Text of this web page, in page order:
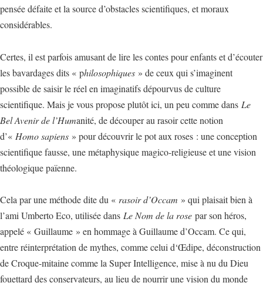
pensée défaite et la source d’obstacles scientifiques, et moraux
considérables.
Certes, il est parfois amusant de lire les contes pour enfants et d’écouter
les bavardages dits « philosophiques » de ceux qui s’imaginent
possible de saisir le réel en imaginatifs dépourvus de culture
scientifique. Mais je vous propose plutôt ici, un peu comme dans Le
Bel Avenir de l’Humanité, de découper au rasoir cette notion
d’« Homo sapiens » pour découvrir le pot aux roses : une conception
scientifique fausse, une métaphysique magico-religieuse et une vision
théologique païenne.
Cela par une méthode dite du « rasoir d’Occam » qui plaisait bien à
l’ami Umberto Eco, utilisée dans Le Nom de la rose par son héros,
appelé « Guillaume » en hommage à Guillaume d’Occam. Ce qui,
entre réinterprétation de mythes, comme celui d‘Œdipe, déconstruction
de Croque-mitaine comme la Super Intelligence, mise à nu du Dieu
fouettard des conservateurs, au lieu de nourrir une vision du monde